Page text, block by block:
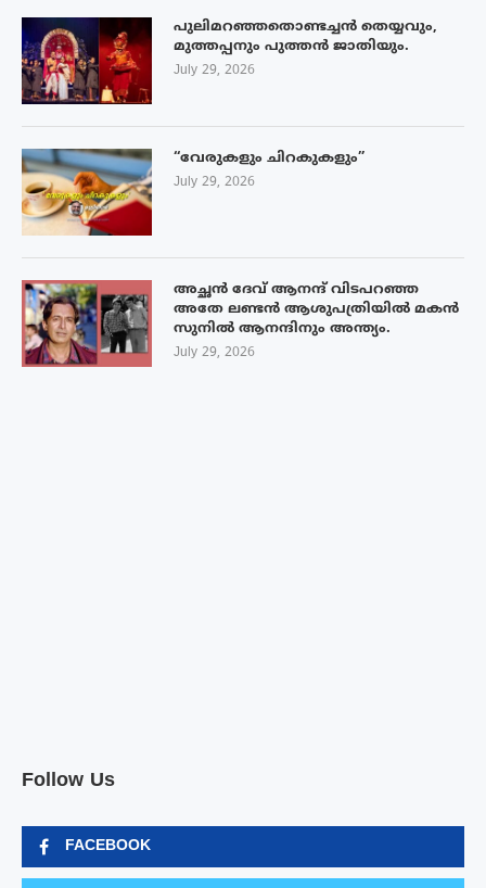
പുലിമറഞ്ഞതൊണ്ടച്ചൻ തെയ്യവും,
മുത്തപ്പനും പുത്തൻ ജാതിയും.
July 29, 2026
“വേരുകളും ചിറകുകളും”
July 29, 2026
അച്ഛൻ ദേവ് ആനന്ദ് വിടപറഞ്ഞ
അതേ ലണ്ടൻ ആശുപത്രിയിൽ മകൻ
സുനിൽ ആനന്ദിനും അന്ത്യം.
July 29, 2026
Follow Us
FACEBOOK